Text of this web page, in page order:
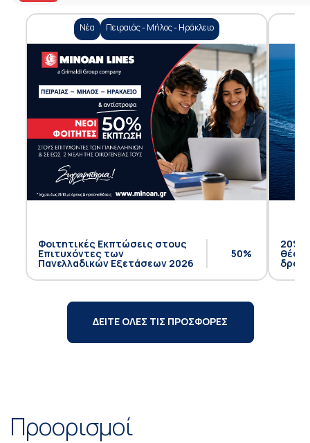
Νέα Πειραιάς - Μήλος - Ηράκλειο
Φοιτητικές Εκπτώσεις στους
Επιτυχόντες των
Πανελλαδικών Εξετάσεων 2026
50%
20%
θέση
ΔΕΙΤΕ ΟΛΕΣ ΤΙΣ ΠΡΟΣΦΟΡΕΣ
Προορισμοί